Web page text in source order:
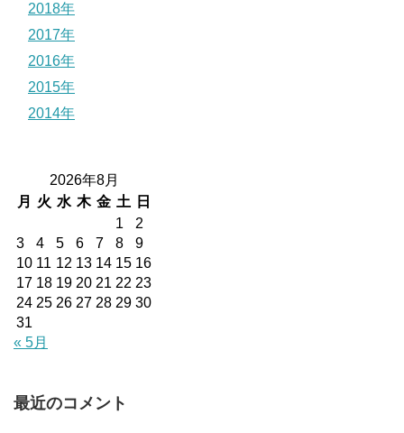
2018年
2017年
2016年
2015年
2014年
2026年8月
月
火 水 木 金 土
日
1
2
3
4 5 6 7 8
9
10 11 12 13 14 15 16
17 18 19 20 21 22 23
24 25 26 27 28 29 30
31
« 5月
最近のコメント